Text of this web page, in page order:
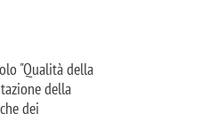
"Qualità della
della
dei